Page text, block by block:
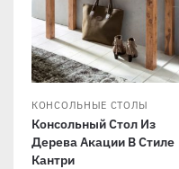
КОНСОЛЬНЫЕ СТОЛЫ
Консольный Стол Из
Дерева Акации В Стиле
Кантри